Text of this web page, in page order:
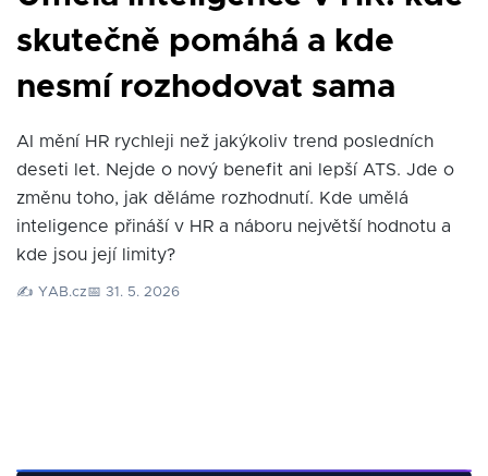
skutečně pomáhá a kde
nesmí rozhodovat sama
AI mění HR rychleji než jakýkoliv trend posledních
deseti let. Nejde o nový benefit ani lepší ATS. Jde o
změnu toho, jak děláme rozhodnutí. Kde umělá
inteligence přináší v HR a náboru největší hodnotu a
kde jsou její limity?
✍️ YAB.cz📅 31. 5. 2026